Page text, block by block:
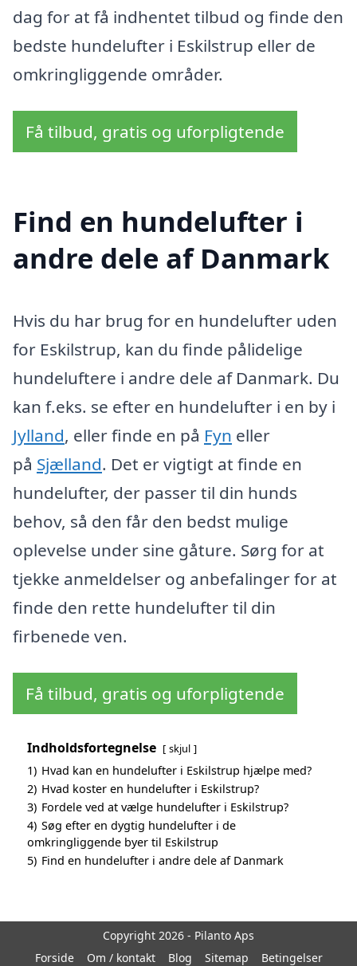
dag for at få indhentet tilbud og finde den
bedste hundelufter i Eskilstrup eller de
omkringliggende områder.
Få tilbud, gratis og uforpligtende
Find en hundelufter i
andre dele af Danmark
Hvis du har brug for en hundelufter uden
for Eskilstrup, kan du finde pålidelige
hundeluftere i andre dele af Danmark. Du
kan f.eks. se efter en hundelufter i en by i
Jylland, eller finde en på Fyn eller
på Sjælland. Det er vigtigt at finde en
hundelufter, der passer til din hunds
behov, så den får den bedst mulige
oplevelse under sine gåture. Sørg for at
tjekke anmeldelser og anbefalinger for at
finde den rette hundelufter til din
firbenede ven.
Få tilbud, gratis og uforpligtende
Indholdsfortegnelse skjul
1) Hvad kan en hundelufter i Eskilstrup hjælpe med?
2) Hvad koster en hundelufter i Eskilstrup?
3) Fordele ved at vælge hundelufter i Eskilstrup?
4) Søg efter en dygtig hundelufter i de
omkringliggende byer til Eskilstrup
5) Find en hundelufter i andre dele af Danmark
Copyright 2026 - Pilanto Aps
Forside
Om / kontakt Blog Sitemap Betingelser